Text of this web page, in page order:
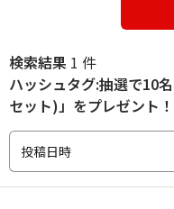
検索結果 1 件
ハッシュタグ:抽選で10
セット)」をプレゼント！
投稿日時